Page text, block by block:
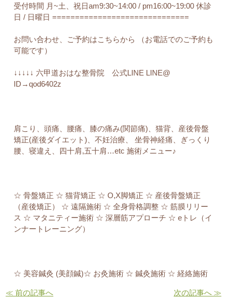
受付時間 月~土、祝日am9:30~14:00 / pm16:00~19:00 休診
日 / 日曜日 ==============================
お問い合わせ、ご予約はこちらから （お電話でのご予約も
可能です）
↓↓↓↓↓ 六甲道おはな整骨院 公式LINE LINE@
ID→qod6402z
肩こり、頭痛、腰痛、膝の痛み(関節痛)、猫背、産後骨盤
矯正(産後ダイエット)、不妊治療、 坐骨神経痛、ぎっくり
腰、寝違え、四十肩,五十肩…etc 施術メニュー♪
☆ 骨盤矯正 ☆ 猫背矯正 ☆ O,X脚矯正 ☆ 産後骨盤矯正
（産後矯正） ☆ 遠隔施術 ☆ 全身骨格調整 ☆ 筋膜リリー
ス ☆ マタニティー施術 ☆ 深層筋アプローチ ☆ eトレ（イ
ンナートレーニング）
☆ 美容鍼灸 (美顔鍼)☆ お灸施術 ☆ 鍼灸施術 ☆ 経絡施術
≪ 前の記事へ 次の記事へ ≫